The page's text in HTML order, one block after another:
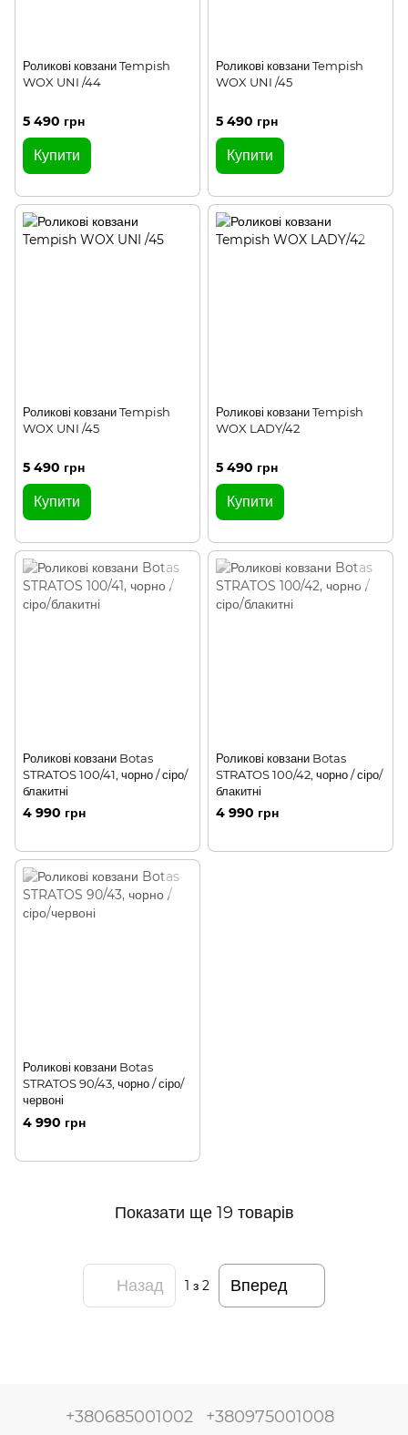
Роликові ковзани Tempish
WOX UNI /44
5 490 грн
Купити
Роликові ковзани Tempish
WOX UNI /45
5 490 грн
Купити
Роликові ковзани Tempish
WOX UNI /45
5 490 грн
Купити
Роликові ковзани Tempish
WOX LADY/42
5 490 грн
Купити
Роликові ковзани Botas
STRATOS 100/41, чорно / сіро/
блакитні
4 990 грн
Роликові ковзани Botas
STRATOS 100/42, чорно / сіро/
блакитні
4 990 грн
Роликові ковзани Botas
STRATOS 90/43, чорно / сіро/
червоні
4 990 грн
Показати ще 19 товарів
Назад 1 з 2 Вперед
+380685001002 +380975001008